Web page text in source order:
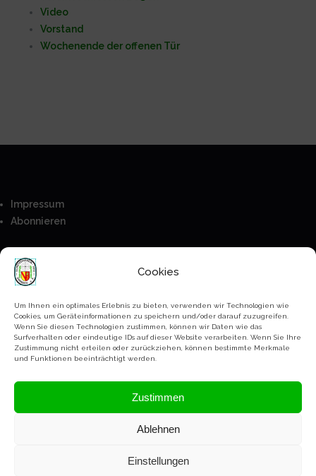
Cookies
Um Ihnen ein optimales Erlebnis zu bieten, verwenden wir Technologien wie
Cookies, um Geräteinformationen zu speichern und/oder darauf zuzugreifen.
Wenn Sie diesen Technologien zustimmen, können wir Daten wie das
Surfverhalten oder eindeutige IDs auf dieser Website verarbeiten. Wenn Sie Ihre
Zustimmung nicht erteilen oder zurückziehen, können bestimmte Merkmale
und Funktionen beeinträchtigt werden.
Zustimmen
Ablehnen
Einstellungen
Video
Vorstand
Wochenende der offenen Tür
Impressum
Abonnieren
Anmeldung
Mitglieder
Kontakt
Bankverbindung
Paypal